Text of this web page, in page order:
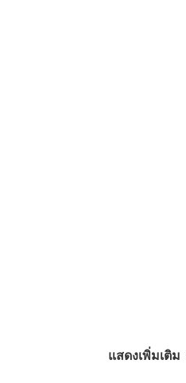
แสดงเพิ่มเติม